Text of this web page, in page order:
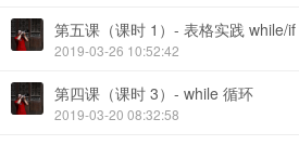
第五课（课时 1）- 表格实践 while/if
2019-03-26 10:52:42
第四课（课时 3）- while 循环
2019-03-20 08:32:58